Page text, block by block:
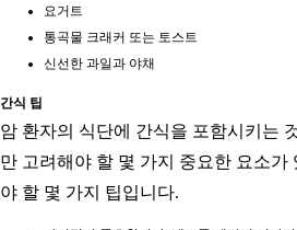
요거트
통곡물 크래커 또는 토스트
신선한 과일과 야채
간식 팁
암 환자의 식단에 간식을 포함시키는
만 고려해야 할 몇 가지 중요한 요소가
야 할 몇 가지 팁입니다.